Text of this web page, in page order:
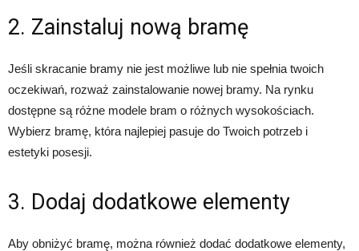
2. Zainstaluj nową bramę
Jeśli skracanie bramy nie jest możliwe lub nie spełnia twoich
oczekiwań, rozważ zainstalowanie nowej bramy. Na rynku
dostępne są różne modele bram o różnych wysokościach.
Wybierz bramę, która najlepiej pasuje do Twoich potrzeb i
estetyki posesji.
3. Dodaj dodatkowe elementy
Aby obniżyć bramę, można również dodać dodatkowe elementy,